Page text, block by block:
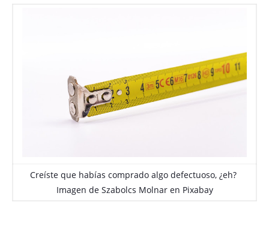
Creíste que habías comprado algo defectuoso, ¿eh?
Imagen de Szabolcs Molnaren Pixabay